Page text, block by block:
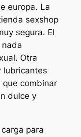
europa. La
sexshop
segura. El
Otra
lubricantes
que combinar
dulce y
para